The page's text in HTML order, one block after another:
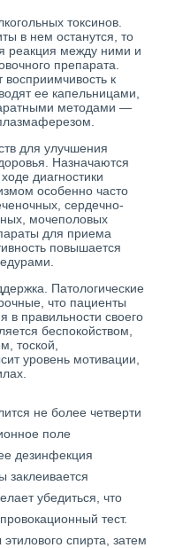
токсинов.
в нем останутся, то
реакция между ними и
препарата.
к
ее капельницами,
методами —
для улучшения
Назначаются
диагностики
особенно часто
сердечно-
мочеполовых
для приема
повышается
Патологические
что пациенты
в правильности своего
беспокойством,
тоской,
уровень мотивации,
не более четверти
поле
дезинфекция
заклеивается
убедиться, что
тест.
спирта, затем